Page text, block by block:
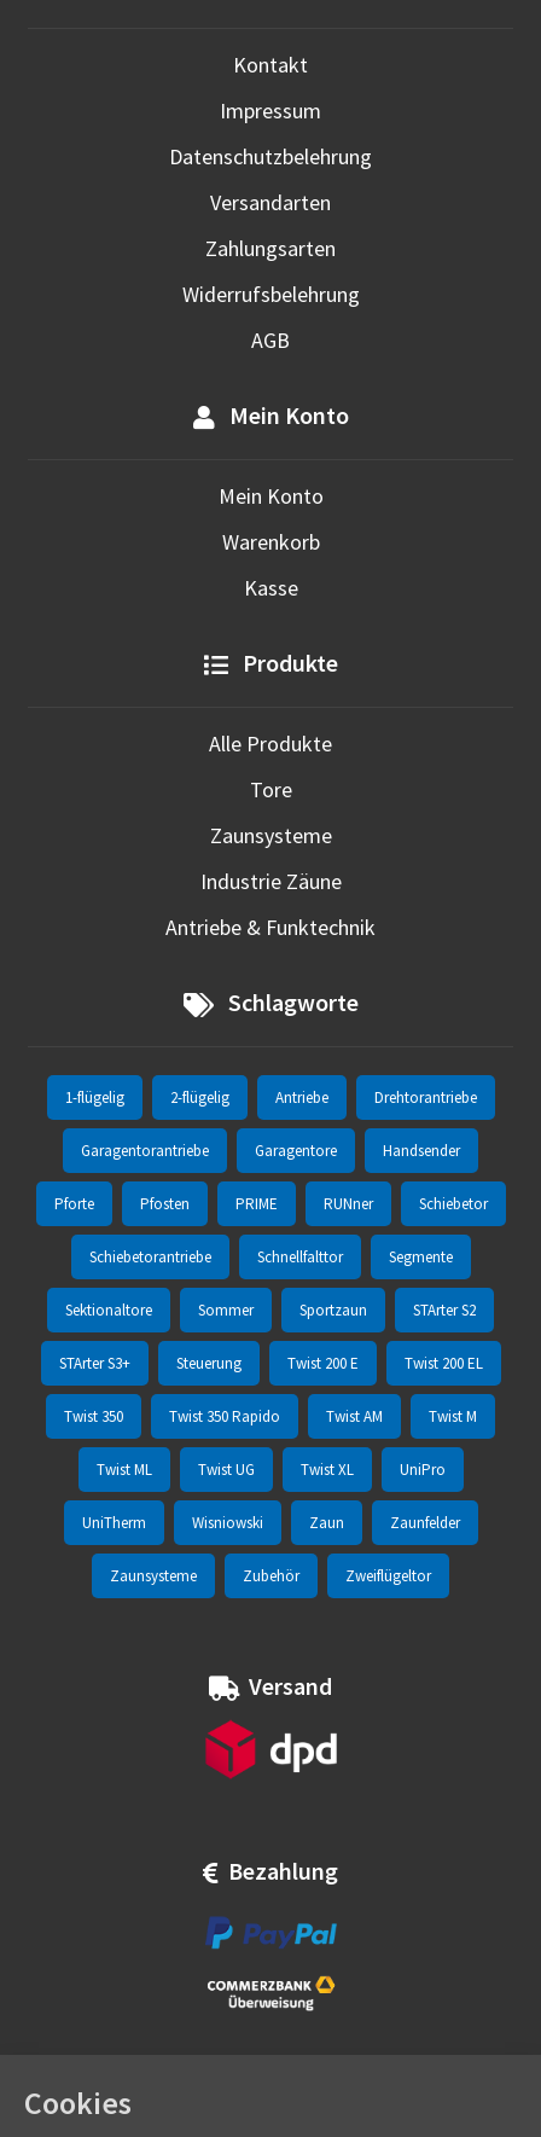
Kontakt
Impressum
Datenschutzbelehrung
Versandarten
Zahlungsarten
Widerrufsbelehrung
AGB
Mein Konto
Mein Konto
Warenkorb
Kasse
Produkte
Alle Produkte
Tore
Zaunsysteme
Industrie Zäune
Antriebe & Funktechnik
Schlagworte
1-flügelig 2-flügelig Antriebe Drehtorantriebe
Garagentorantriebe Garagentore Handsender
Pforte Pfosten PRIME RUNner Schiebetor
Schiebetorantriebe Schnellfalttor Segmente
Sektionaltore Sommer Sportzaun STArter S2
STArter S3+ Steuerung Twist 200 E Twist 200 EL
Twist 350 Twist 350 Rapido Twist AM Twist M
Twist ML Twist UG Twist XL UniPro
UniTherm Wisniowski Zaun Zaunfelder
Zaunsysteme Zubehör Zweiflügeltor
Versand
Bezahlung
Cookies